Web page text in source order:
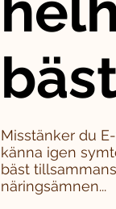
Misstänker du
känna igen
bäst
näringsämnen...